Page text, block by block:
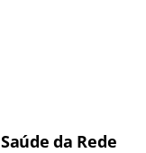
da Rede